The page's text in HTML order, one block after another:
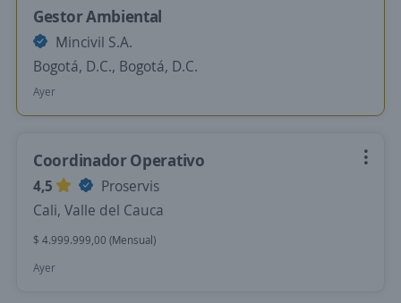
Gestor Ambiental
Mincivil S.A.
Bogotá, D.C., Bogotá, D.C.
Ayer
Coordinador Operativo
4,5
Proservis
Cali, Valle del Cauca
$ 4.999.999,00 (Mensual)
Ayer